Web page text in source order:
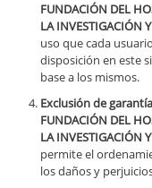
FUNDACIÓN DEL
LA INVESTIGACIÓN
uso que cada
disposición en este
base a los mismos.
Exclusión de
FUNDACIÓN DEL
LA INVESTIGACIÓN
permite el
los daños y